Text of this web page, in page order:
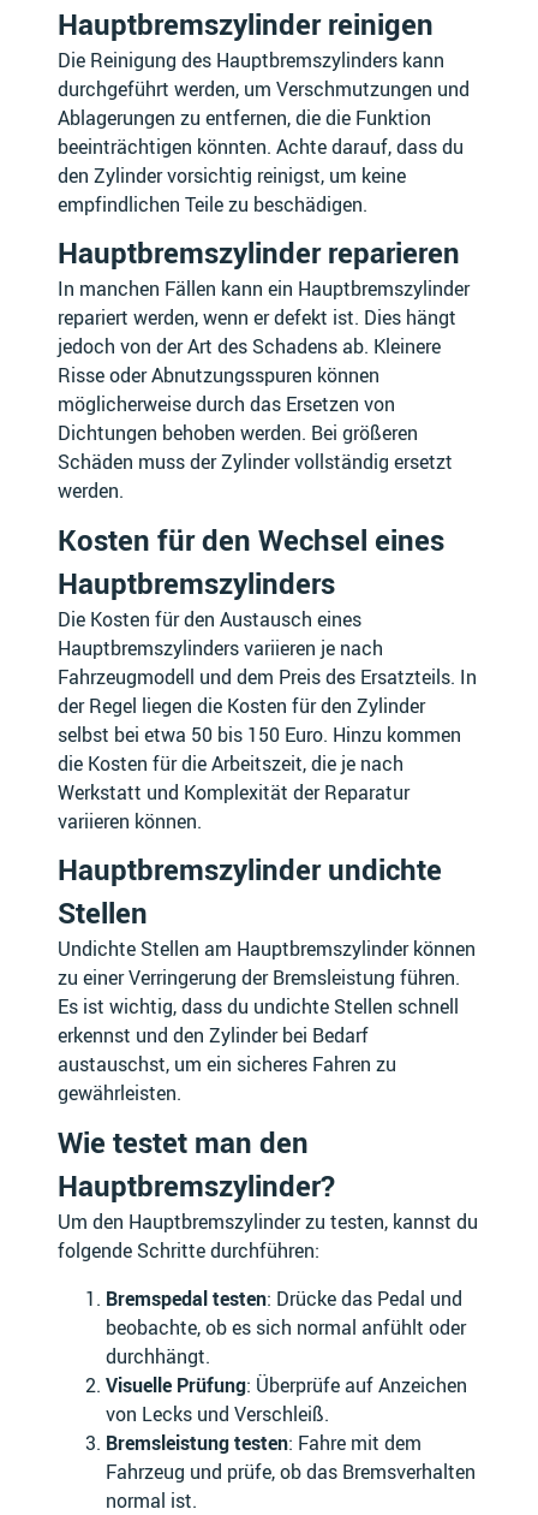
DODGE DONGFENG XIAOKANG
DUCATI E.GO
ELARIS
F.B MONDIAL FANTIC
FERRARI FISKER
FORD AUSTRALIA
FORTHING FSO
GALLOPER
GAZ GEELY
GENERIC GENESIS
Hauptbremszylinder reinigen
Die Reinigung des Hauptbremszylinders kann
durchgeführt werden, um Verschmutzungen und
Ablagerungen zu entfernen, die die Funktion
beeinträchtigen könnten. Achte darauf, dass du
den Zylinder vorsichtig reinigst, um keine
empfindlichen Teile zu beschädigen.
Hauptbremszylinder reparieren
In manchen Fällen kann ein Hauptbremszylinder
repariert werden, wenn er defekt ist. Dies hängt
jedoch von der Art des Schadens ab. Kleinere
Risse oder Abnutzungsspuren können
möglicherweise durch das Ersetzen von
Dichtungen behoben werden. Bei größeren
Schäden muss der Zylinder vollständig ersetzt
werden.
Kosten für den Wechsel eines
Hauptbremszylinders
Die Kosten für den Austausch eines
Hauptbremszylinders variieren je nach
Fahrzeugmodell und dem Preis des Ersatzteils. In
der Regel liegen die Kosten für den Zylinder
selbst bei etwa 50 bis 150 Euro. Hinzu kommen
die Kosten für die Arbeitszeit, die je nach
Werkstatt und Komplexität der Reparatur
variieren können.
Hauptbremszylinder undichte
Stellen
Undichte Stellen am Hauptbremszylinder können
zu einer Verringerung der Bremsleistung führen.
Es ist wichtig, dass du undichte Stellen schnell
erkennst und den Zylinder bei Bedarf
austauschst, um ein sicheres Fahren zu
gewährleisten.
Wie testet man den
Hauptbremszylinder?
Um den Hauptbremszylinder zu testen, kannst du
folgende Schritte durchführen:
Bremspedal testen: Drücke das Pedal und
beobachte, ob es sich normal anfühlt oder
durchhängt.
Visuelle Prüfung: Überprüfe auf Anzeichen
von Lecks und Verschleiß.
Bremsleistung testen: Fahre mit dem
Fahrzeug und prüfe, ob das Bremsverhalten
normal ist.